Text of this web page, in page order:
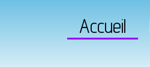
Accueil